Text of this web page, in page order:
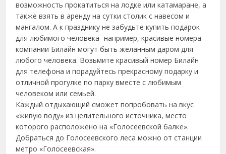
возможность прокатиться на лодке или катамаране, а
также взять в аренду на сутки столик с навесом и
мангалом. А к празднику не забудьте купить подарок
для любимого человека -например, красивые номера
компании Билайн могут быть желанным даром для
любого человека. Возьмите красивый номер Билайн
для телефона и порадуйтесь прекрасному подарку и
отличной прогулке по парку вместе с любимым
человеком или семьей.
Каждый отдыхающий сможет попробовать на вкус
«живую воду» из целительного источника, место
которого расположено на «Голосеевской балке».
Добраться до Голосеевского леса можно от станции
метро «Голосеевская».